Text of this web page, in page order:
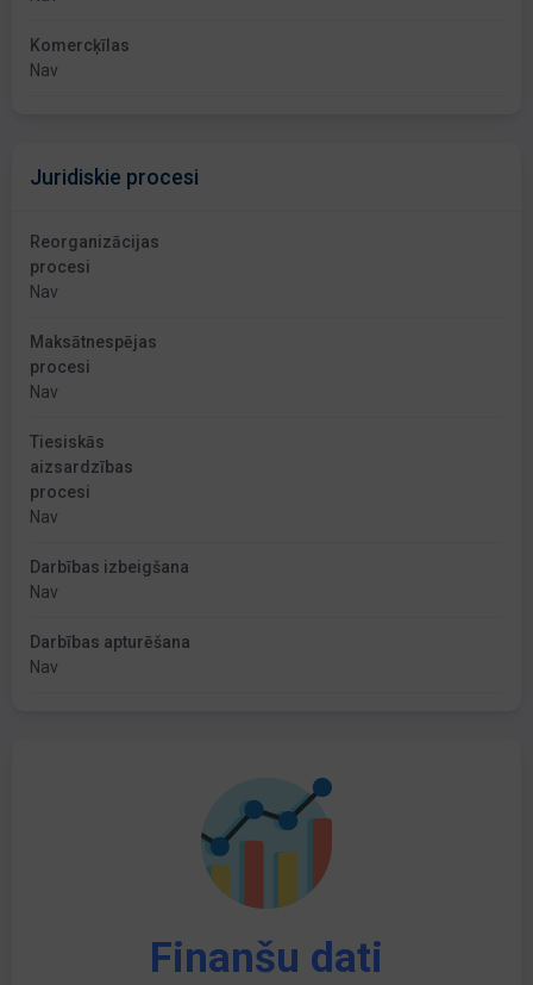
Komercķīlas
Nav
Juridiskie procesi
Reorganizācijas
procesi
Nav
Maksātnespējas
procesi
Nav
Tiesiskās
aizsardzības
procesi
Nav
Darbības izbeigšana
Nav
Darbības apturēšana
Nav
Finanšu dati